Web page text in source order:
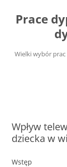
treści
Prace
Wielki wybór
Wpływ
dziecka w
Wstęp